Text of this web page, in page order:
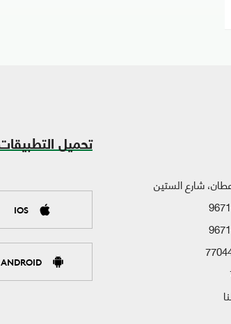
شارع الستين
تحميل
IOS
ANDROID